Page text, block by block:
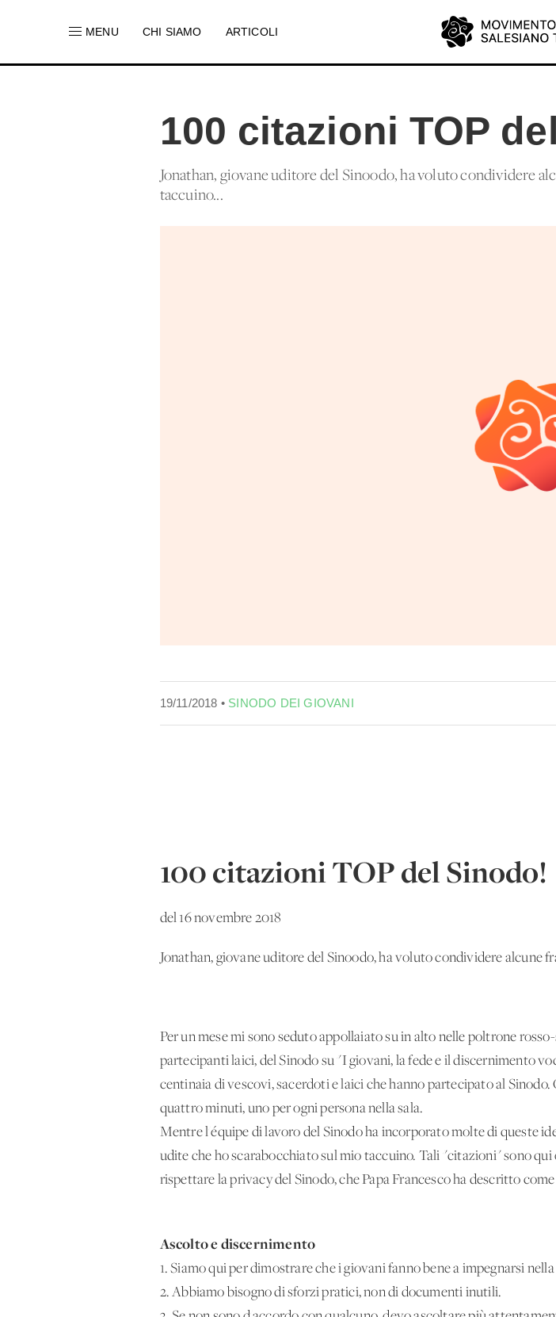
MENU CHI SIAMO ARTICOLI
100 citazioni TOP
Jonathan, giovane uditore del Sinoodo, ha voluto condividere
taccuino...
19/11/2018 • SINODO DEI GIOVANI
100 citazioni TOP del Sinodo!
del 16 novembre 2018
Jonathan, giovane uditore del Sinoodo, ha voluto condividere alcune
Per un mese mi sono seduto appollaiato su in alto nelle poltrone
partecipanti laici, del Sinodo su "I giovani, la fede e il discernimento
centinaia di vescovi, sacerdoti e laici che hanno partecipato al
quattro minuti, uno per ogni persona nella sala.
Mentre l'équipe di lavoro del Sinodo ha incorporato molte di queste
udite che ho scarabocchiato sul mio taccuino. Tali "citazioni" sono
rispettare la privacy del Sinodo, che Papa Francesco ha descritto
Ascolto e discernimento
1. Siamo qui per dimostrare che i giovani fanno bene a impegnarsi
2. Abbiamo bisogno di sforzi pratici, non di documenti inutili.